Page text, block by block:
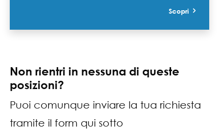
Scopri
Non rientri in nessuna di queste
posizioni?
Puoi comunque inviare la tua richiesta
tramite il form qui sotto